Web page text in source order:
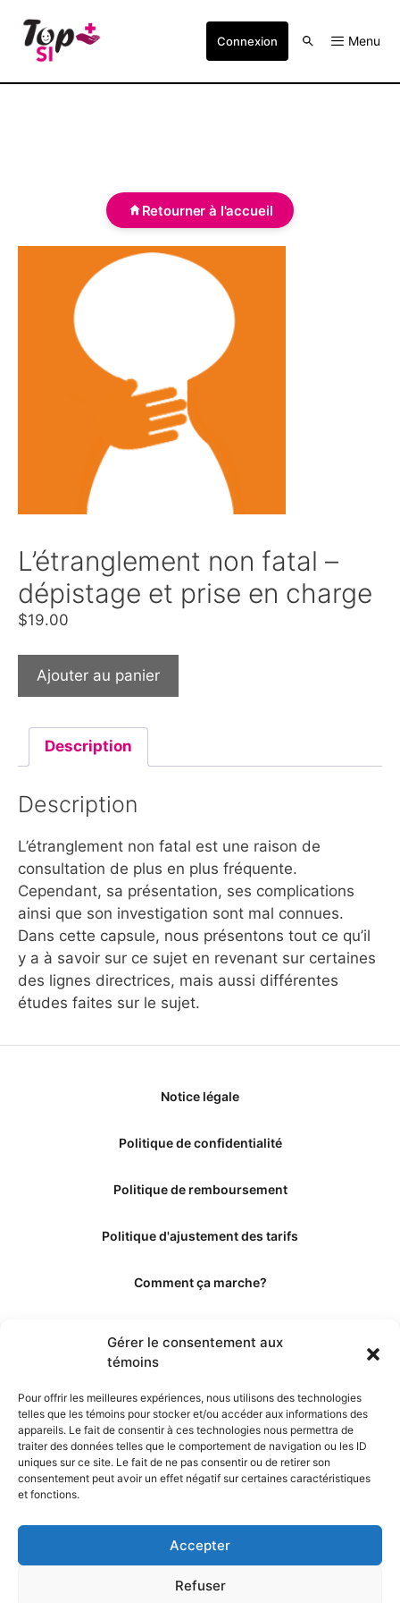
Gérer le consentement aux
témoins
Pour offrir les meilleures expériences, nous utilisons des technologies
telles que les témoins pour stocker et/ou accéder aux informations des
appareils. Le fait de consentir à ces technologies nous permettra de
traiter des données telles que le comportement de navigation ou les ID
uniques sur ce site. Le fait de ne pas consentir ou de retirer son
consentement peut avoir un effet négatif sur certaines caractéristiques
et fonctions.
Accepter
Refuser
Connexion Menu
Retourner à l'accueil
L’étranglement non fatal –
dépistage et prise en charge
$19.00
Ajouter au panier
Description
Description
L’étranglement non fatal est une raison de
consultation de plus en plus fréquente.
Cependant, sa présentation, ses complications
ainsi que son investigation sont mal connues.
Dans cette capsule, nous présentons tout ce qu’il
y a à savoir sur ce sujet en revenant sur certaines
des lignes directrices, mais aussi différentes
études faites sur le sujet.
Notice légale
Politique de confidentialité
Politique de remboursement
Politique d'ajustement des tarifs
Comment ça marche?
Les éditeurs
Les experts et collaborateurs